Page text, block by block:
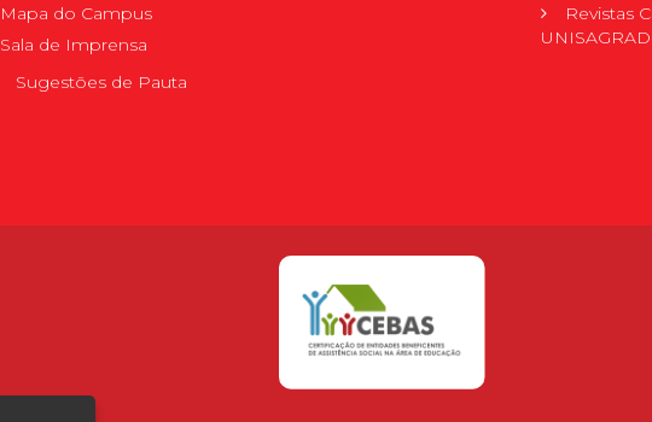
Mapa do Campus
Sala de Imprensa
Sugestões de Pauta
Revistas